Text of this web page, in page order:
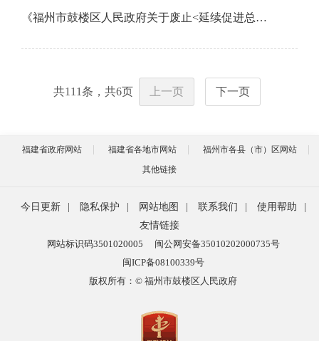
《福州市鼓楼区人民政府关于废止<延续促进总部经济发展政策>的通知》政策解读
共111条，共6页 上一页 下一页
福建省政府网站 福建省各地市网站
福州市各县（市）区网站
其他链接
今日更新 隐私保护 网站地图 联系我们 使用帮助
友情链接
网站标识码3501020005
闽公网安备35010202000735号
闽ICP备08100339号
版权所有：© 福州市鼓楼区人民政府